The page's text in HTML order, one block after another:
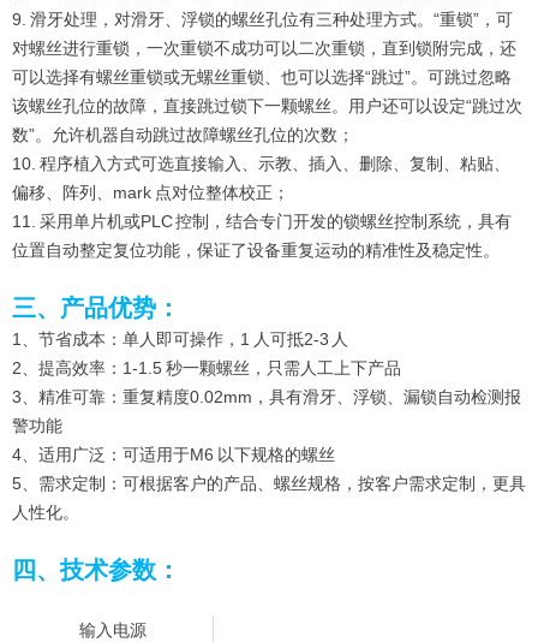
9. 滑牙处理，对滑牙、浮锁的螺丝孔位有三种处理方式。“重锁”，可
对螺丝进行重锁，一次重锁不成功可以二次重锁，直到锁附完成，还
可以选择有螺丝重锁或无螺丝重锁、也可以选择“跳过”。可跳过忽略
该螺丝孔位的故障，直接跳过锁下一颗螺丝。用户还可以设定“跳过次
数”。允许机器自动跳过故障螺丝孔位的次数；
10. 程序植入方式可选直接输入、示教、插入、删除、复制、粘贴、
偏移、阵列、mark 点对位整体校正；
11. 采用单片机或PLC 控制，结合专门开发的锁螺丝控制系统，具有
位置自动整定复位功能，保证了设备重复运动的精准性及稳定性。
三、产品优势：
1、节省成本：单人即可操作，1 人可抵2-3 人
2、提高效率：1-1.5 秒一颗螺丝，只需人工上下产品
3、精准可靠：重复精度0.02mm，具有滑牙、浮锁、漏锁自动检测报
警功能
4、适用广泛：可适用于M6 以下规格的螺丝
5、需求定制：可根据客户的产品、螺丝规格，按客户需求定制，更具
人性化。
四、技术参数：
输入电源